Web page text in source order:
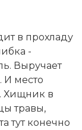
в прохладу
-
Выручает
И место
Хищник в
травы,
тут конечно